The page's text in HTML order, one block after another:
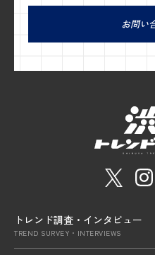
お問い
トレンド調査・インタビュー
TREND SURVEY・INTERVIEWS